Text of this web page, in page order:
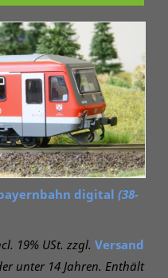
digital (38-
19% USt. zzgl. Versand
unter 14 Jahren. Enthält